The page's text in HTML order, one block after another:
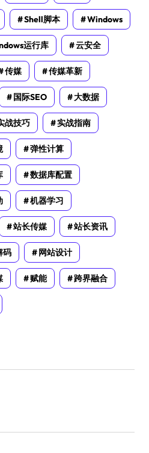
Shell脚本 Windows
运行库 云安全
传媒 传媒革新
国际SEO 大数据
战技巧 实战指南
弹性计算
数据库配置
机器学习
站长传媒 站长资讯
码 网站设计
赋能 跨界融合